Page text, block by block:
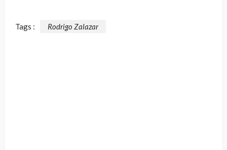
Tags : Rodrigo Zalazar